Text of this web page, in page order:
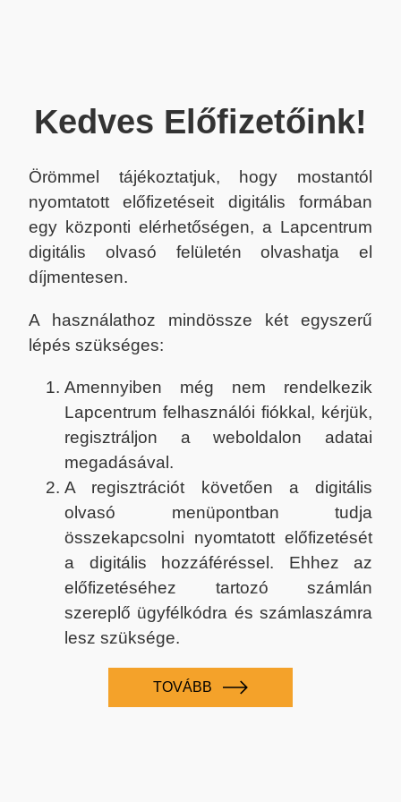
Kedves Előfizetőink!
Örömmel tájékoztatjuk, hogy mostantól
nyomtatott előfizetéseit digitális formában
egy központi elérhetőségen, a Lapcentrum
digitális olvasó felületén olvashatja el
díjmentesen.
A használathoz mindössze két egyszerű
lépés szükséges:
Amennyiben még nem rendelkezik
Lapcentrum felhasználói fiókkal, kérjük,
regisztráljon a weboldalon adatai
megadásával.
A regisztrációt követően a digitális
olvasó menüpontban tudja
összekapcsolni nyomtatott előfizetését
a digitális hozzáféréssel. Ehhez az
előfizetéséhez tartozó számlán
szereplő ügyfélkódra és számlaszámra
lesz szüksége.
TOVÁBB